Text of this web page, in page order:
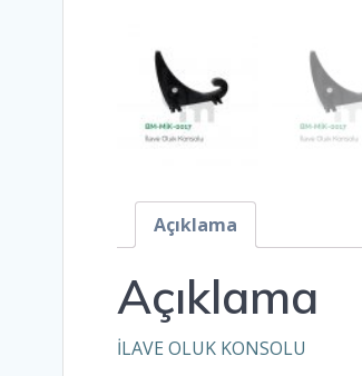
Açıklama
Açıklama
İLAVE OLUK KONSOLU